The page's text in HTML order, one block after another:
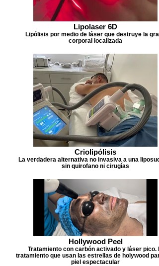
Lipolaser 6D
Lipólisis por medio de láser que destruye la
corporal localizada
Criolipólisis
La verdadera alternativa no invasiva a una
sin quirofano ni cirugías
Hollywood Peel
Tratamiento con carbón activado y láser pico.
tratamiento que usan las estrellas de holywood
piel espectacular